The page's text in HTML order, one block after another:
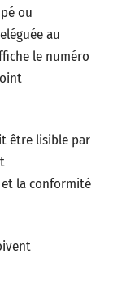
ou
au
le numéro
être lisible par
la conformité